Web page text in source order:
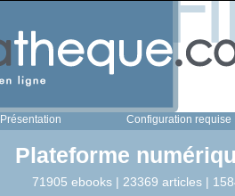
Présentation Configuration requise
Plateforme
71905 ebooks | 23369 articles |